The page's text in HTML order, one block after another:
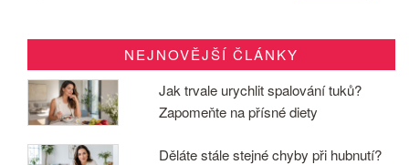
NEJNOVĚJŠÍ ČLÁNKY
Jak trvale urychlit spalování tuků?
Zapomeňte na přísné diety
Děláte stále stejné chyby při hubnutí?